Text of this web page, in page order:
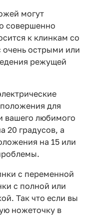
могут
совершенно
к клинкам со
острыми или
режущей
для
вашего любимого
20 градусов, а
на 15 или
с переменной
с полной или
Так что если вы
ножеточку в